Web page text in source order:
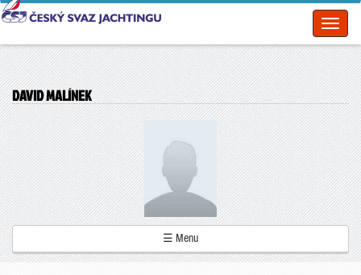
DAVID MALÍNEK
☰ Menu